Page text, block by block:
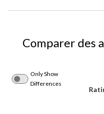
Comparer des
Only Show
Differences